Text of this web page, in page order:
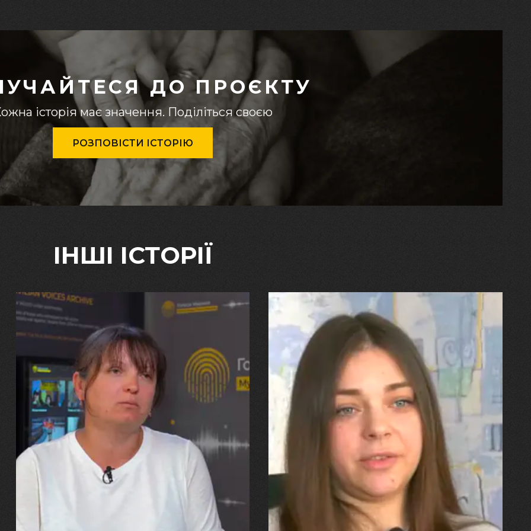
ДО ПРОЄКТУ
історія має значення. Поділіться своєю
РОЗПОВІСТИ ІСТОРІЮ
ІНШІ ІСТОРІЇ
29.07.2026
Марина, Ваїд та Аміна Харченко
"Попри всі втрати, ми не
зламалися: тепер я бачу
свого вбитого чоловіка у
наших дітях"
27.07.2026
"Я перенесла 11 операцій, та
плакала від фантомного
болю. Але маленька донька
бере за руку і змушує йти